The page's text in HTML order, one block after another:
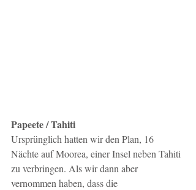
Papeete / Tahiti
Ursprünglich hatten wir den Plan, 16
Nächte auf Moorea, einer Insel neben Tahiti
zu verbringen. Als wir dann aber
vernommen haben, dass die